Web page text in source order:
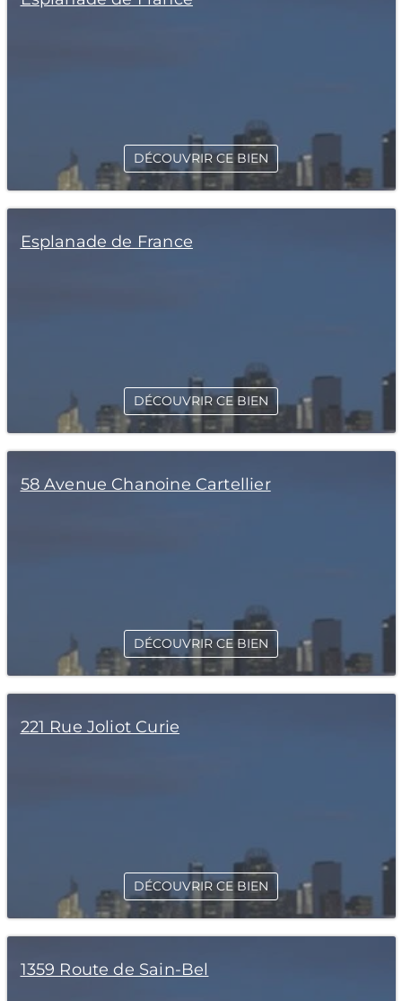
DÉCOUVRIR CE BIEN
Esplanade de France
DÉCOUVRIR CE BIEN
58 Avenue Chanoine Cartellier
DÉCOUVRIR CE BIEN
221 Rue Joliot Curie
DÉCOUVRIR CE BIEN
1359 Route de Sain-Bel